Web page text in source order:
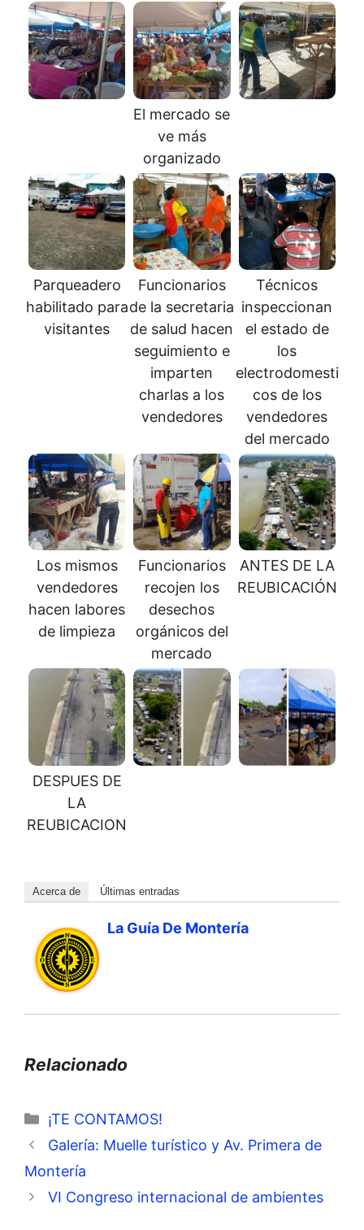
El mercado se
ve más
organizado
Parqueadero
habilitado para
visitantes
Funcionarios
de la secretaria
de salud hacen
seguimiento e
imparten
charlas a los
vendedores
Técnicos
inspeccionan
el estado de
los
electrodomesti
cos de los
vendedores
del mercado
Los mismos
vendedores
hacen labores
de limpieza
Funcionarios
recojen los
desechos
orgánicos del
mercado
ANTES DE LA
REUBICACIÓN
DESPUES DE
LA
REUBICACION
Acerca de Últimas entradas
La Guía De Montería
Relacionado
Categorías
¡TE CONTAMOS!
Galería: Muelle turístico y Av. Primera de
Montería
VI Congreso internacional de ambientes